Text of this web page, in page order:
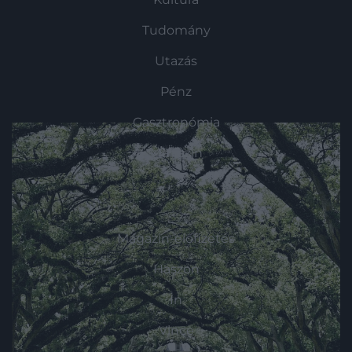
Tudomány
Utazás
Pénz
Gasztronómia
Magazin
HG MEDIA
Magazin-előfizetés
Haszon
In
Vince